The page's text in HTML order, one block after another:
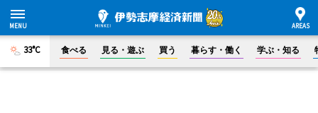
33°C 食べる 見る・遊ぶ 買う 暮らす・働く 学ぶ・知る